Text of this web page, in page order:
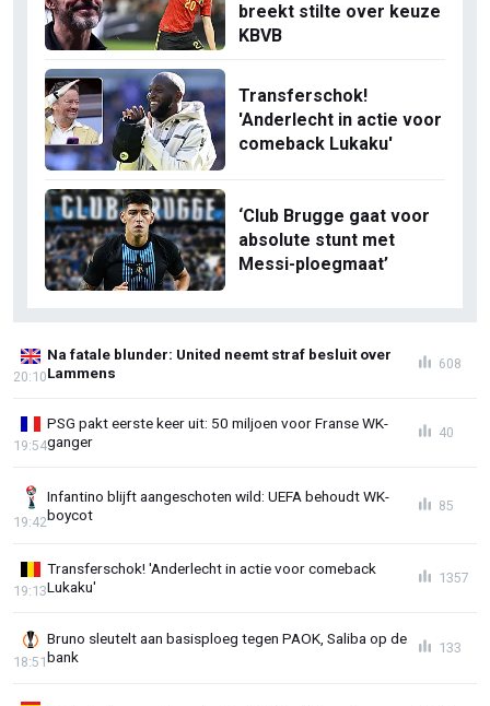
breekt stilte over keuze
KBVB
Transferschok!
'Anderlecht in actie voor
comeback Lukaku'
‘Club Brugge gaat voor
absolute stunt met
Messi-ploegmaat’
Na fatale blunder: United neemt straf besluit over
Lammens
20:10
608
PSG pakt eerste keer uit: 50 miljoen voor Franse WK-
ganger
19:54
40
Infantino blijft aangeschoten wild: UEFA behoudt WK-
boycot
19:42
85
Transferschok! 'Anderlecht in actie voor comeback
Lukaku'
19:13
1357
Bruno sleutelt aan basisploeg tegen PAOK, Saliba op de
bank
18:51
133